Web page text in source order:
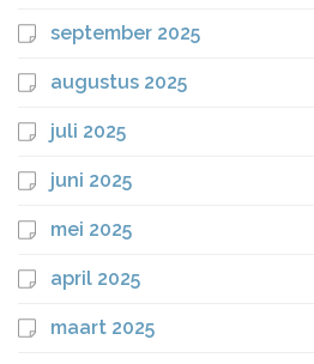
september 2025
augustus 2025
juli 2025
juni 2025
mei 2025
april 2025
maart 2025